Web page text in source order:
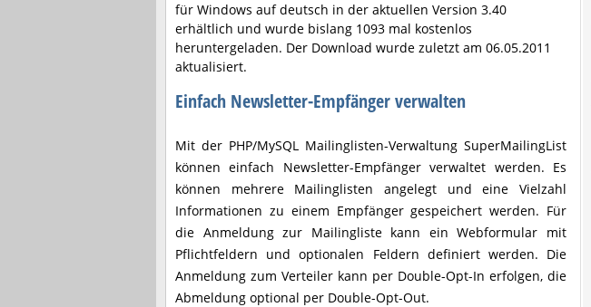
für Windows auf deutsch in der aktuellen Version 3.40
erhältlich und wurde bislang 1093 mal kostenlos
heruntergeladen. Der Download wurde zuletzt am 06.05.2011
aktualisiert.
Einfach Newsletter-Empfänger verwalten
Mit der PHP/MySQL Mailinglisten-Verwaltung SuperMailingList
können einfach Newsletter-Empfänger verwaltet werden. Es
können mehrere Mailinglisten angelegt und eine Vielzahl
Informationen zu einem Empfänger gespeichert werden. Für
die Anmeldung zur Mailingliste kann ein Webformular mit
Pflichtfeldern und optionalen Feldern definiert werden. Die
Anmeldung zum Verteiler kann per Double-Opt-In erfolgen, die
Abmeldung optional per Double-Opt-Out.